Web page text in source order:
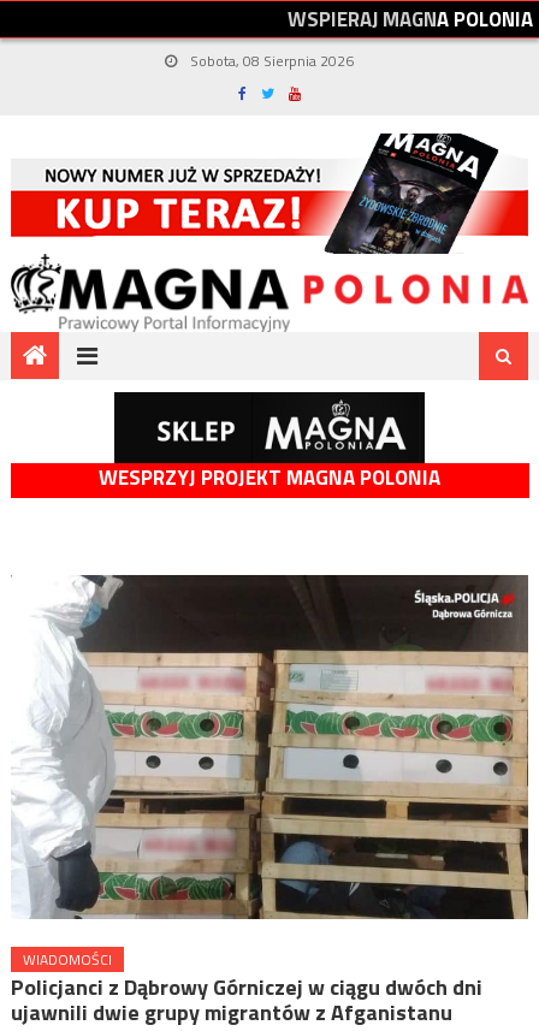
WSPIERAJMAGNAPOLONIA
Sobota, 08 Sierpnia 2026
WESPRZYJ PROJEKT MAGNA POLONIA
WIADOMOŚCI
Policjanci z Dąbrowy Górniczej w ciągu dwóch dni
ujawnili dwie grupy migrantów z Afganistanu